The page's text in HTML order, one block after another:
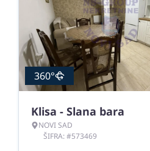
360°
Klisa - Slana bara
NOVI SAD
ŠIFRA: #573469